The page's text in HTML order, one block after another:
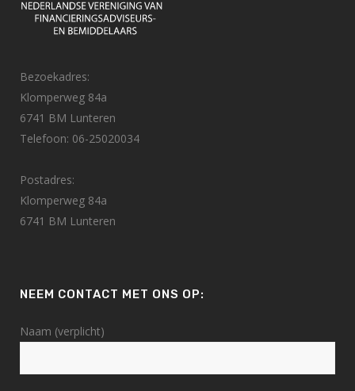
Bezoekadres:
Klomperweg 84a
6741 BM Lunteren
Telefoon: 06-25020034
Postadres:
Klomperweg 84a
6741 BM Lunteren
NEEM CONTACT MET ONS OP:
Naam (verplicht)